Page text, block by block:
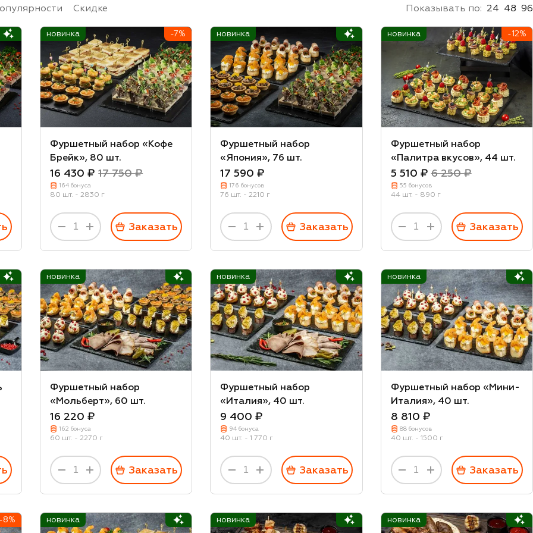
Скидке Показывать по: 24 48 96
новинка -7%
Фуршетный набор «Кофе
Брейк», 80 шт.
16 430 ₽17 750 ₽
164 бонуса
80 шт. - 2830 г
Заказать
новинка
Фуршетный набор
«Япония», 76 шт.
17 590 ₽
176 бонусов
76 шт. - 2210 г
Заказать
новинка -12%
Фуршетный набор
«Палитра вкусов», 44 шт.
5 510 ₽6 250 ₽
55 бонусов
44 шт. - 890 г
Заказать
новинка
Фуршетный набор
«Мольберт», 60 шт.
16 220 ₽
162 бонуса
60 шт. - 2270 г
Заказать
новинка
Фуршетный набор
«Италия», 40 шт.
9 400 ₽
94 бонуса
40 шт. - 1 770 г
Заказать
новинка
Фуршетный набор «Мини-
Италия», 40 шт.
8 810 ₽
88 бонусов
40 шт. - 1500 г
Заказать
-8% новинка новинка новинка